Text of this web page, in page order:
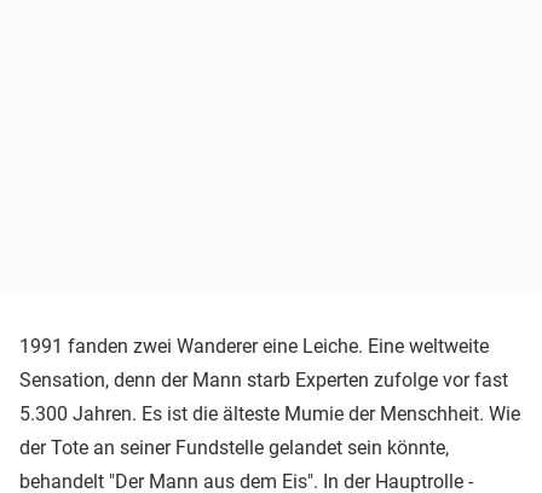
1991 fanden zwei Wanderer eine Leiche. Eine weltweite
Sensation, denn der Mann starb Experten zufolge vor fast
5.300 Jahren. Es ist die älteste Mumie der Menschheit. Wie
der Tote an seiner Fundstelle gelandet sein könnte,
behandelt "Der Mann aus dem Eis". In der Hauptrolle -